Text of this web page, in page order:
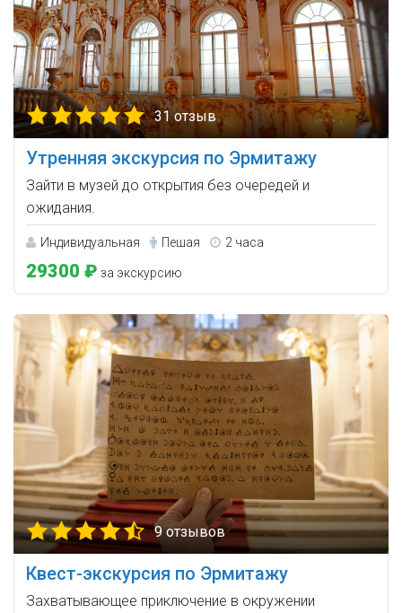
31 отзыв
Утренняя экскурсия по Эрмитажу
Зайти в музей до открытия без очередей и
ожидания.
Индивидуальная Пешая 2 часа
29300 ₽ за экскурсию
9 отзывов
Квест-экскурсия по Эрмитажу
Захватывающее приключение в окружении